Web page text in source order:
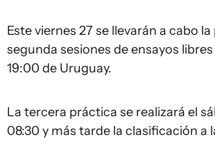
Este viernes 27 se llevarán a cabo
segunda sesiones de ensayos libres
19:00 de Uruguay.
La tercera práctica se realizará el
08:30 y más tarde la clasificación a